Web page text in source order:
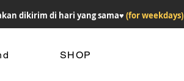
dikirim di hari yang sama♥ (for weekdays)
SHOP